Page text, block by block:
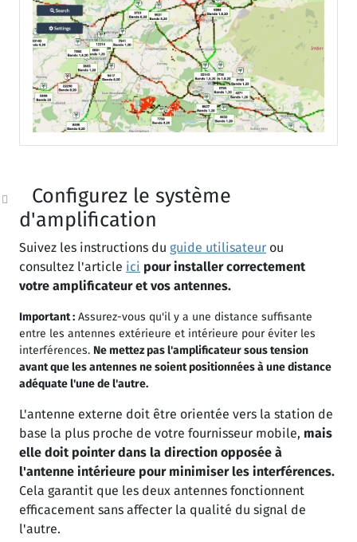
Configurez le système
d'amplification
Suivez les instructions du guide utilisateur ou
consultez l'article ici pour installer correctement
votre amplificateur et vos antennes.
Important : Assurez-vous qu'il y a une distance suffisante
entre les antennes extérieure et intérieure pour éviter les
interférences. Ne mettez pas l'amplificateur sous tension
avant que les antennes ne soient positionnées à une distance
adéquate l'une de l'autre.
L'antenne externe doit être orientée vers la station de
base la plus proche de votre fournisseur mobile, mais
elle doit pointer dans la direction opposée à
l'antenne intérieure pour minimiser les interférences.
Cela garantit que les deux antennes fonctionnent
efficacement sans affecter la qualité du signal de
l'autre.